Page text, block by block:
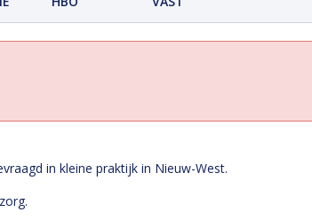
in kleine praktijk in Nieuw-West.